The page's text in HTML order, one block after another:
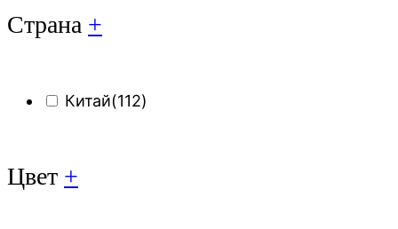
Страна +
Китай(112)
Цвет +